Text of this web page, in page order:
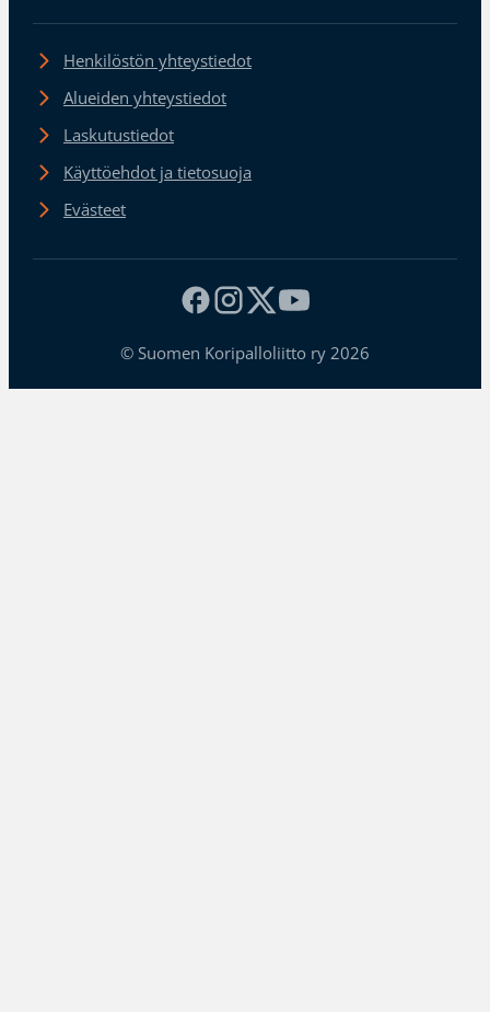
Henkilöstön yhteystiedot
Alueiden yhteystiedot
Laskutustiedot
Käyttöehdot ja tietosuoja
Evästeet
© Suomen Koripalloliitto ry 2026